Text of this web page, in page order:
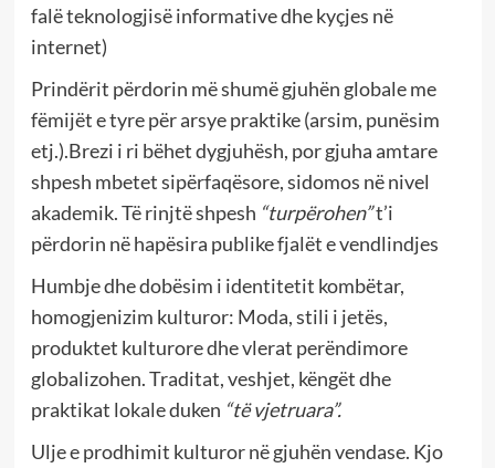
falë teknologjisë informative dhe kyçjes në
internet)
Prindërit përdorin më shumë gjuhën globale me
fëmijët e tyre për arsye praktike (arsim, punësim
etj.).Brezi i ri bëhet dygjuhësh, por gjuha amtare
shpesh mbetet sipërfaqësore, sidomos në nivel
akademik. Të rinjtë shpesh “turpërohen”t’i
përdorin në hapësira publike fjalët e vendlindjes
Humbje dhe dobësim i identitetit kombëtar,
homogjenizim kulturor: Moda, stili i jetës,
produktet kulturore dhe vlerat perëndimore
globalizohen. Traditat, veshjet, këngët dhe
praktikat lokale duken “të vjetruara”.
Ulje e prodhimit kulturor në gjuhën vendase. Kjo